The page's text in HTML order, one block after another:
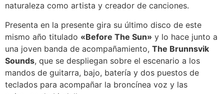
naturaleza como artista y creador de canciones.
Presenta en la presente gira su último disco de este
mismo año titulado «Before The Sun» y lo hace junto a
una joven banda de acompañamiento, The Brunnsvik
Sounds, que se despliegan sobre el escenario a los
mandos de guitarra, bajo, batería y dos puestos de
teclados para acompañar la broncínea voz y las